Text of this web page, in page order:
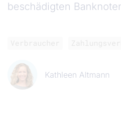
beschädigten
Kathleen Altmann